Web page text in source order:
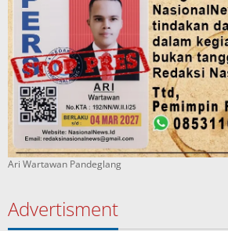
Ari Wartawan Pandeglang
Advertisment